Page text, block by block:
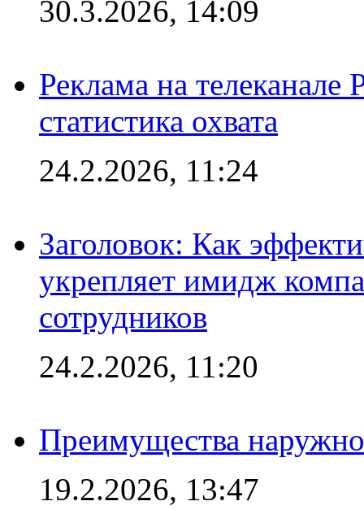
30.3.2026, 14:09
Реклама на
статистика охвата
24.2.2026, 11:24
Заголовок: Как
укрепляет имидж
сотрудников
24.2.2026, 11:20
Преимущества
19.2.2026, 13:47